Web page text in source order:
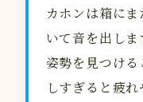
カホンは箱に
いて音を出し
姿勢を見つけ
しすぎると疲